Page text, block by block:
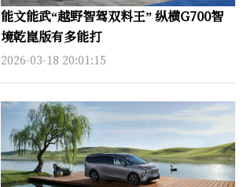
能文能武“越野智驾双料王” 纵横G700智
境乾崑版有多能打
2026-03-18 20:01:15